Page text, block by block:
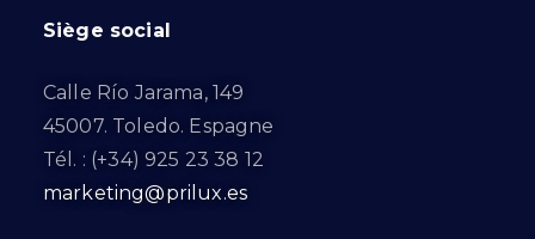
Siège social
Calle Río Jarama, 149
45007. Toledo. Espagne
Tél. : (+34) 925 23 38 12
marketing@prilux.es